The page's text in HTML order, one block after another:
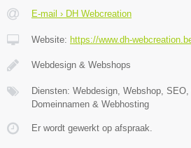
E-mail › DH Webcreation
Website: https://www.dh-
Webdesign & Webshops
Diensten: Webdesign, Webshop,
Domeinnamen & Webhosting
Er wordt gewerkt op afspraak.